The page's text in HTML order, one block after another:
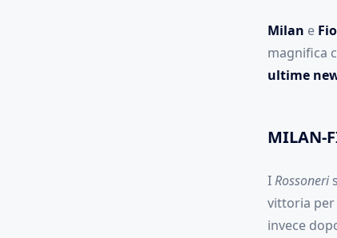
Milan e
magnifica
ultime
MILAN-
IRossoneri
vittoria per
invece